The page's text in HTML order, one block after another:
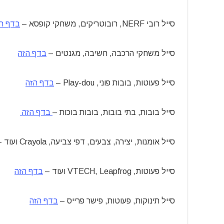
סייל רובי NERF, רובוטריקים, משחקי קופסא – בדף
סייל משחקי הרכבה, חשיבה, מגנטים – בדף הזה
סייל פעוטות, בובות פוני, Play-dou – בדף הזה
סייל בובות, בתי בובות, בובות בוכות – בדף הזה
סייל אומנות, יצירה, צבעים, דפי צביעה, Crayola ועוד –
סייל פעוטות, VTECH, Leapfrog ועוד – בדף הזה
סייל תינוקות, פעוטות, פישר פרייס – בדף הזה